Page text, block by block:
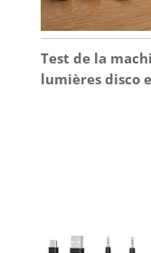
Test de la
lumières disco